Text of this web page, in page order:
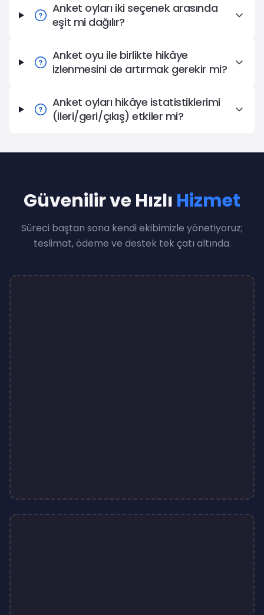
Anket oyları iki seçenek arasında
eşit mi dağılır?
Anket oyu ile birlikte hikâye
izlenmesini de artırmak gerekir mi?
Anket oyları hikâye istatistiklerimi
(ileri/geri/çıkış) etkiler mi?
Güvenilir ve Hızlı Hizmet
Süreci baştan sona kendi ekibimizle yönetiyoruz;
teslimat, ödeme ve destek tek çatı altında.